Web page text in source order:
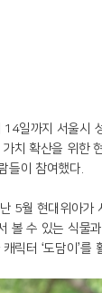
일까지 서울시
치 확산을 위한
들이 참여했다.
5월 현대위아
수 있는 식물
터 ‘도담이’